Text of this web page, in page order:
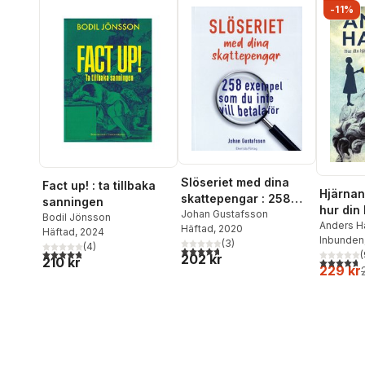
Fact up! : ta tillbaka
sanningen
Bodil Jönsson
Häftad, 2024
4,8utav 5 stjärnor. Totalt antal röster:
(4)
210 kr
Slöseriet med dina
skattepengar : 258
exempel som du inte
vill betala för
Johan Gustafsson
Häftad, 2020
4,7utav 5 stjärnor. Totalt antal röster:
(3)
202 kr
-11%
hur din
dig,
göra åt
Anders
Inbunden
4,7utav (
229 kr